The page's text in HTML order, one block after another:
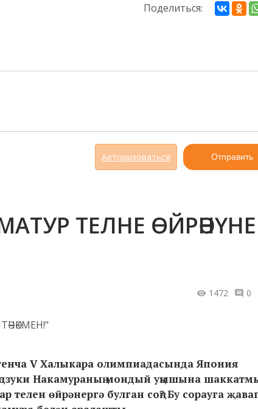
Поделиться:
Авторизоваться Отправить
ТЕЛНЕ ӨЙРӘНҮНЕ
1472 0
V Халыкара олимпиадасында Япония
Накамураның мондый уңышына
өйрәнергә булган соң? Бу сорауга